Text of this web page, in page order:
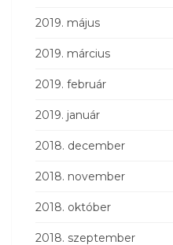
2019. május
2019. március
2019. február
2019. január
2018. december
2018. november
2018. október
2018. szeptember